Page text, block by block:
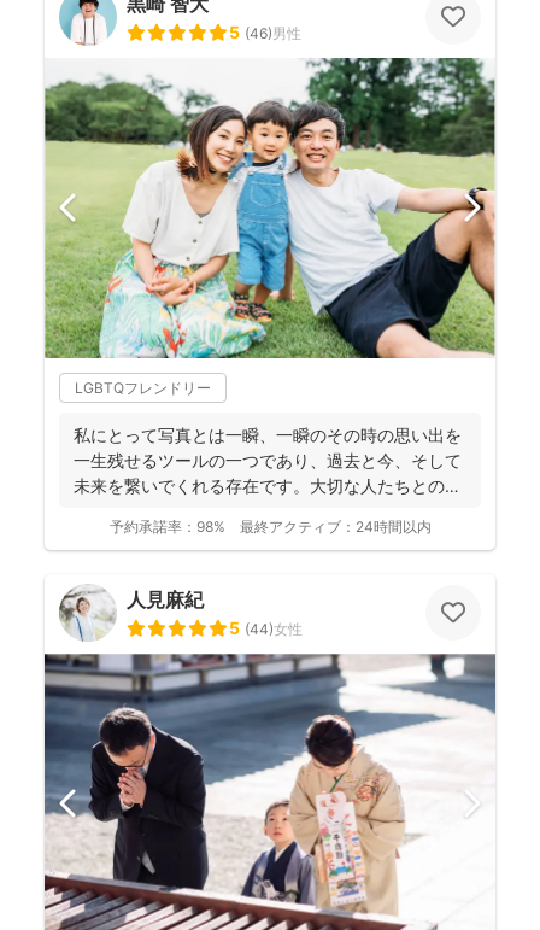
5 (46)男性
LGBTQフレンドリー
私にとって写真とは一瞬、一瞬のその時の思い出を
一生残せるツールの一つであり、過去と今、そして
未来を繋いでくれる存在です。大切な人たちとの写
予約承諾率： 98% 最終アクティブ： 24時間以内
人見麻紀
5 (44)女性